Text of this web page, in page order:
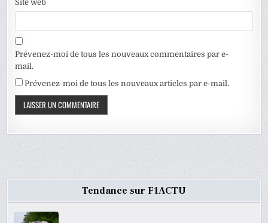
Site web
Prévenez-moi de tous les nouveaux commentaires par e-
mail.
Prévenez-moi de tous les nouveaux articles par e-mail.
Tendance sur F1ACTU